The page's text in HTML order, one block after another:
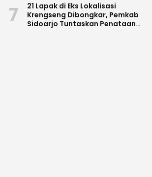
7
21 Lapak di Eks Lokalisasi
Krengseng Dibongkar, Pemkab
Sidoarjo Tuntaskan Penataan